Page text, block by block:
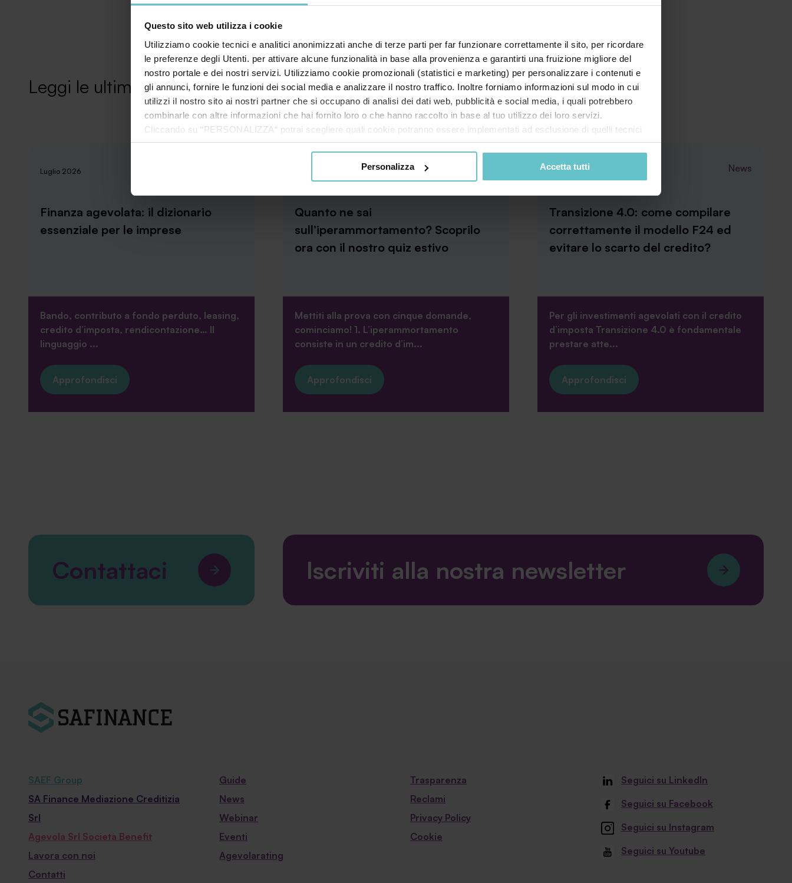
Questo sito web utilizza i cookie
Utilizziamo cookie tecnici e analitici anonimizzati anche di terze parti per far funzionare correttamente il sito, per ricordare
le preferenze degli Utenti. per attivare alcune funzionalità in base alla provenienza e garantirti una fruizione migliore del
nostro portale e dei nostri servizi. Utilizziamo cookie promozionali (statistici e marketing) per personalizzare i contenuti e
gli annunci, fornire le funzioni dei social media e analizzare il nostro traffico. Inoltre forniamo informazioni sul modo in cui
utilizzi il nostro sito ai nostri partner che si occupano di analisi dei dati web, pubblicità e social media, i quali potrebbero
combinarle con altre informazioni che hai fornito loro o che hanno raccolto in base al tuo utilizzo dei loro servizi.
Cliccando su “PERSONALIZZA“ potrai scegliere quali cookie potranno essere implementati ad esclusione di quelli tecnici
che sono necessari per il funzionamento del sito. Cliccando su “ACCETTA TUTTI” invece accetterai di implementare tutti i
informazioni complete ti invitiamo a consultare le "Informazioni sui Cookie" qui sopra.
Personalizza Accetta tutti
Leggi le ultime news
Luglio 2026
Finanza agevolata: il dizionario
essenziale per le imprese
Bando, contributo a fondo perduto, leasing,
credito d’imposta, rendicontazione… Il
linguaggio ...
Approfondisci
Quanto ne sai
sull’iperammortamento? Scoprilo
ora con il nostro quiz estivo
Mettiti alla prova con cinque domande,
cominciamo! 1. L’iperammortamento
consiste in un credito d’im...
Approfondisci
Luglio 2026 News
Transizione 4.0: come compilare
correttamente il modello F24 ed
evitare lo scarto del credito?
Per gli investimenti agevolati con il credito
d’imposta Transizione 4.0 è fondamentale
prestare atte...
Approfondisci
Contattaci Iscriviti alla nostra newsletter
SAEF Group
SA Finance Mediazione Creditizia
Srl
Agevola Srl Società Benefit
Lavora con noi
Contatti
Guide
News
Webinar
Eventi
Agevolarating
Trasparenza
Reclami
Privacy Policy
Cookie
Seguici su LinkedIn
Seguici su Facebook
Seguici su Instagram
Seguici su Youtube